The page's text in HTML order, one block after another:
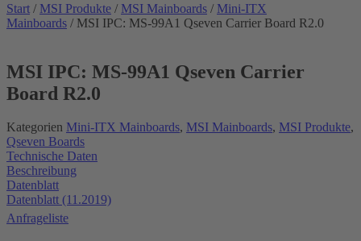
Start / MSI Produkte / MSI Mainboards / Mini-ITX
Mainboards / MSI IPC: MS-99A1 Qseven Carrier Board R2.0
MSI IPC: MS-99A1 Qseven Carrier
Board R2.0
Kategorien Mini-ITX Mainboards, MSI Mainboards, MSI Produkte,
Qseven Boards
Technische Daten
Beschreibung
Datenblatt
Datenblatt (11.2019)
Anfrageliste